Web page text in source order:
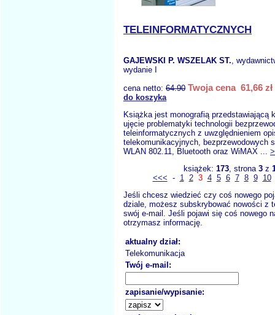
TELEINFORMATYCZNYCH
GAJEWSKI P. WSZELAK ST.,
wydanie I
cena netto: 64.90 Twoja cena 61,66 zł
do koszyka
Książka jest monografią przedstawiającą
ujęcie problematyki technologii
teleinformatycznych z uwzględnieniem
telekomunikacyjnych, bezprzewodowych
WLAN 802.11, Bluetooth oraz WiMAX ...
książek: 173, strona 3z
<<< - 1 2 3 4 5 6 7 8 9
10
Jeśli chcesz wiedzieć czy coś nowego
dziale, możesz subskrybować nowości z
swój e-mail. Jeśli pojawi się coś nowego
otrzymasz informację.
aktualny dział:
Telekomunikacja
Twój e-mail:
zapisanie/wypisanie: